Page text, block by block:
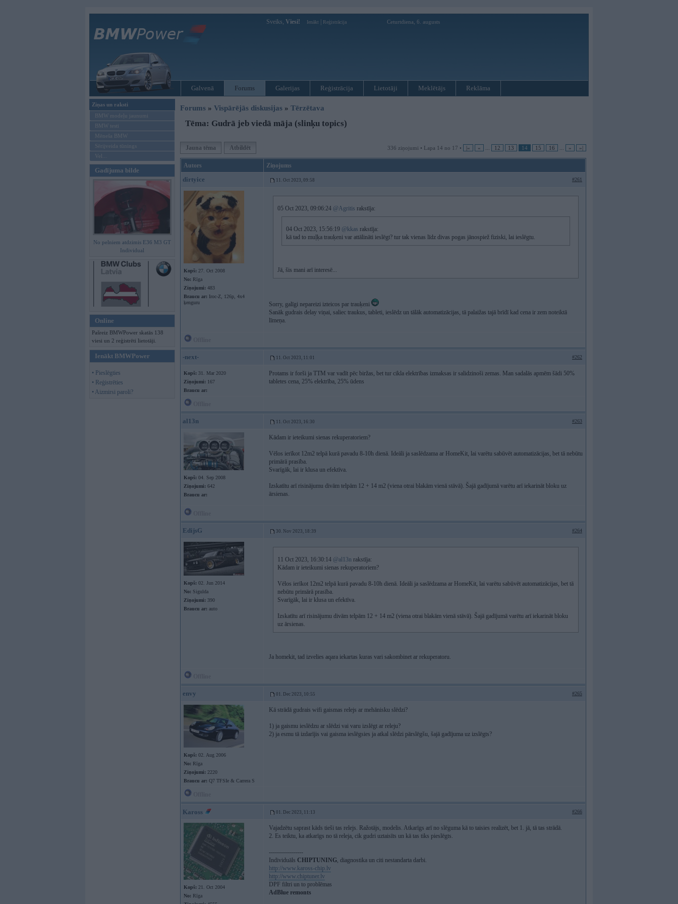
Sveiks, Viesi! Ienākt Reģistrācija Ceturtdiena, 6. augusts
Galvenā Forums Galerijas Reģistrācija Lietotāji Meklētājs Reklāma
Ziņas un raksti
BMW modeļu jaunumi
BMW testi
Mēneša BMW
Sērijveida tūnings
Vel...
Gadījuma bilde
No pelniem atdzimis E36 M3 GT
Individual
Online
Pašreiz BMWPower skatās 138
viesi un 2 reģistrēti lietotāji.
Ienākt BMWPower
• Pieslēgties
• Reģistrēties
• Aizmirsi paroli?
Forums » Vispārējās diskusijas » Tērzētava
Tēma: Gudrā jeb viedā māja (slinķu topics)
Jauna tēma Atbildēt 336 ziņojumi • Lapa 14 no 17 • |« « 12 13 14 15 16 » »|
Autors Ziņojums
dirtyice 11. Oct 2023, 09:58 #261
Kopš: 27. Oct 2008
No: Rīga
Ziņojumi: 483
Braucu ar: Iroc-Z, 126p, 4x4
ķenguru
05 Oct 2023, 09:06:24 @Agritis rakstīja:
04 Oct 2023, 15:56:19 @kkas rakstīja:
kā tad to muļķa trauķeni var attālināti ieslēgt? tur tak vienas līdz divas pogas jānospiež fiziski, lai ieslēgtu.
Jā, šis mani arī interesē...
Sorry, galīgi nepareizi izteicos par trauķeni
Sanāk gudrais delay viņai, saliec traukus, tableti, ieslēdz un tālāk automatizācijas, tā palaižas tajā brīdī kad cena ir zem noteiktā
līmeņa.
-next- 11. Oct 2023, 11:01 #262
Kopš: 31. Mar 2020
Ziņojumi: 167
Braucu ar:
Protams ir forši ja TTM var vadīt pēc biržas, bet tur cikla elektrības izmaksas ir salidzinoši zemas. Man sadalās apmēm šādi 50%
tabletes cena, 25% elektrība, 25% ūdens
al13n 11. Oct 2023, 16:30 #263
Kopš: 04. Sep 2008
Ziņojumi: 642
Braucu ar:
Kādam ir ieteikumi sienas rekuperatoriem?
Vēlos ierīkot 12m2 telpā kurā pavadu 8-10h dienā. Ideāli ja saslēdzama ar HomeKit, lai varētu sabūvēt automatizācijas, bet tā nebūtu
primārā prasība.
Svarīgāk, lai ir klusa un efektīva.
Izskatītu arī risinājumu divām telpām 12 + 14 m2 (viena otrai blakām vienā stāvā). Šajā gadījumā varētu arī iekarināt bloku uz
ārsienas.
EdijsG 30. Nov 2023, 18:39 #264
Kopš: 02. Jun 2014
No: Sigulda
Ziņojumi: 390
Braucu ar: auto
11 Oct 2023, 16:30:14 @al13n rakstīja:
Kādam ir ieteikumi sienas rekuperatoriem?
Vēlos ierīkot 12m2 telpā kurā pavadu 8-10h dienā. Ideāli ja saslēdzama ar HomeKit, lai varētu sabūvēt automatizācijas, bet tā
nebūtu primārā prasība.
Svarīgāk, lai ir klusa un efektīva.
Izskatītu arī risinājumu divām telpām 12 + 14 m2 (viena otrai blakām vienā stāvā). Šajā gadījumā varētu arī iekarināt bloku
uz ārsienas.
Ja homekit, tad izvelies aqara iekartas kuras vari sakombinet ar rekuperatoru.
envy 01. Dec 2023, 10:55 #265
Kopš: 02. Aug 2006
No: Rīga
Ziņojumi: 2220
Braucu ar: Q7 TFSIe & Carrera S
Kā strādā gudrais wifi gaismas relejs ar mehānisku slēdzi?
1) ja gaismu ieslēdzu ar slēdzi vai varu izslēgt ar releju?
2) ja esmu tā izdarījis vai gaisma ieslēgsies ja atkal slēdzi pārslēgšu, šajā gadījuma uz izslēgts?
Kaross 01. Dec 2023, 11:13 #266
Kopš: 21. Oct 2004
No: Rīga
Vajadzētu saprast kāds tieši tas relejs. Ražotājs, modelis. Atkarīgs arī no slēguma kā to taisies realizēt, bet 1. jā, tā tas strādā.
2. Es teiktu, ka atkarīgs no tā releja, cik gudri uztaisīts un kā tas tiks pieslēgts.
-----------------
Individuāls CHIPTUNING, diagnostika un citi nestandarta darbi.
http://www.kaross-chip.lv
http://www.chiptuner.lv
DPF filtri un to problēmas
AdBlue remonts